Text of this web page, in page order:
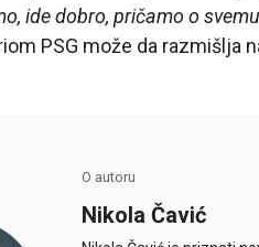
ide dobro, pričamo o
PSG može da razmišlja
O autoru
Nikola Čavić